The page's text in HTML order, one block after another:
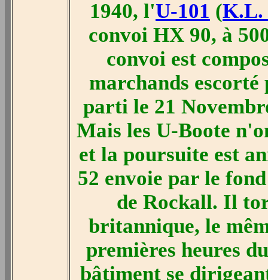
1940, l'U-101 (K.L.
convoi HX 90, à
convoi est
marchands
parti le 21
Mais les U-Boote
et la poursuite est
52 envoie par le
de Rockall. Il
britannique, le
premières heures
bâtiment se